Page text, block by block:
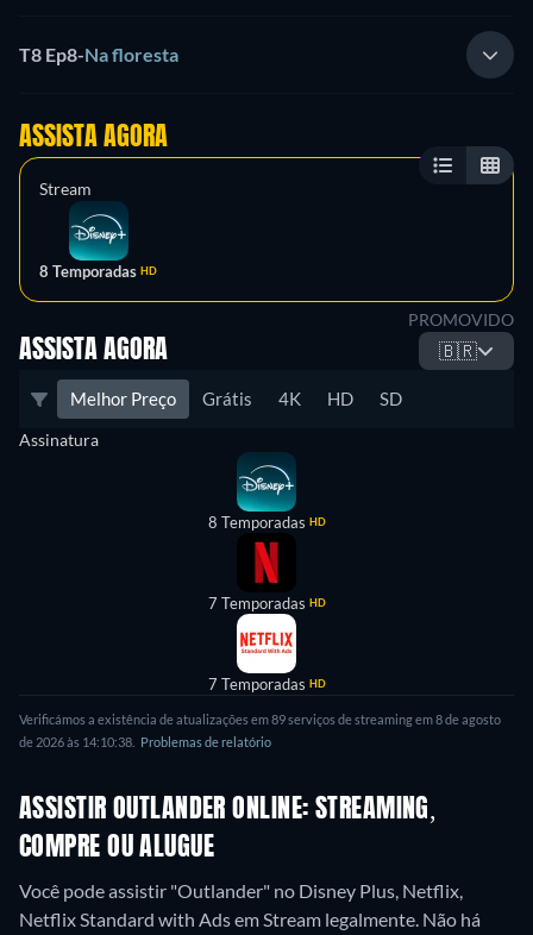
T8 Ep8-Na floresta
ASSISTA AGORA
Stream
8 Temporadas HD
PROMOVIDO
ASSISTA AGORA 🇧🇷
Melhor Preço Grátis 4K HD SD
Assinatura
8 Temporadas HD
7 Temporadas HD
7 Temporadas HD
Verificámos a existência de atualizações em 89 serviços de streaming em 8 de agosto
de 2026 às 14:10:38.
Problemas de relatório
ASSISTIR OUTLANDER ONLINE: STREAMING,
COMPRE OU ALUGUE
Você pode assistir "Outlander" no Disney Plus, Netflix,
Netflix Standard with Ads em Stream legalmente. Não há